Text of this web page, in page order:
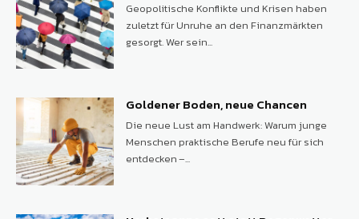
Geopolitische Konflikte und Krisen haben
zuletzt für Unruhe an den Finanzmärkten
gesorgt. Wer sein...
Goldener Boden, neue Chancen
Die neue Lust am Handwerk: Warum junge
Menschen praktische Berufe neu für sich
entdecken –...